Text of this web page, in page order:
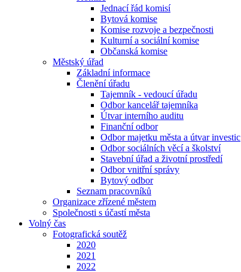
Jednací řád komisí
Bytová komise
Komise rozvoje a bezpečnosti
Kulturní a sociální komise
Občanská komise
Městský úřad
Základní informace
Členění úřadu
Tajemník - vedoucí úřadu
Odbor kancelář tajemníka
Útvar interního auditu
Finanční odbor
Odbor majetku města a útvar investic
Odbor sociálních věcí a školství
Stavební úřad a životní prostředí
Odbor vnitřní správy
Bytový odbor
Seznam pracovníků
Organizace zřízené městem
Společnosti s účastí města
Volný čas
Fotografická soutěž
2020
2021
2022